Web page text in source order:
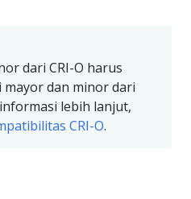
dari CRI-O harus
mayor dan minor dari
lebih lanjut,
CRI-O.